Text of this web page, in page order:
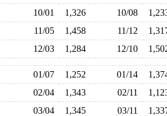
10/01 1,326 10/08
11/05 1,458 11/12
12/03 1,284 12/10
01/07 1,252 01/14
02/04 1,343 02/11
03/04 1,345 03/11